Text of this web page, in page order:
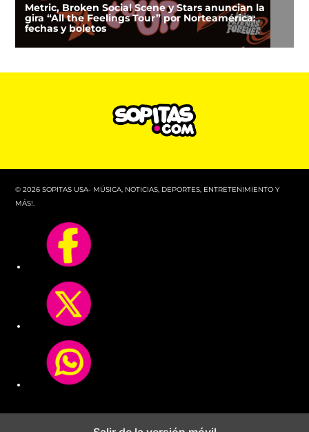
Metric, Broken Social Scene y Stars anuncian la
gira “All the Feelings Tour” por Norteamérica:
fechas y boletos
© 2026 SOPITAS USA- MÚSICA, NOTICIAS, DEPORTES, ENTRETENIMIENTO Y
MÁS!.